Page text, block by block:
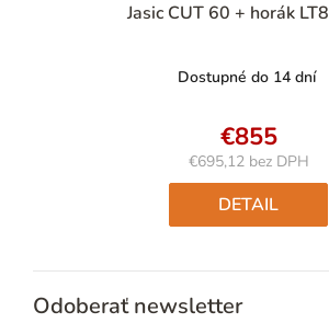
Jasic CUT 60 + horák
Dostupné do 14 dní
€855
€695,12 bez DPH
Jednotková
cena:
DETAIL
Odoberať newsletter